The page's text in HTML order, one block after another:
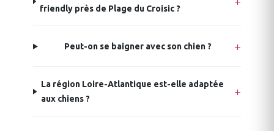
friendly près de Plage du Croisic ?
Peut-on se baigner avec son chien ?
La région Loire-Atlantique est-elle adaptée
aux chiens ?